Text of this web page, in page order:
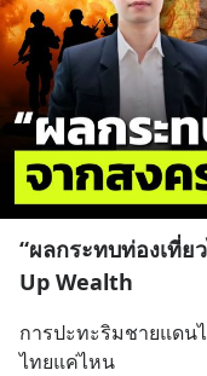
“ผลกระทบท่องเที่
Up Wealth
การปะทะริมชายแดน
ไทยแค่ไหน